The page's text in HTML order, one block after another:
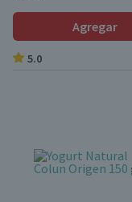
Agregar
5.0